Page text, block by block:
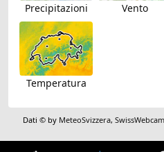
Precipitazioni Vento
Temperatura
Dati © by MeteoSvizzera,